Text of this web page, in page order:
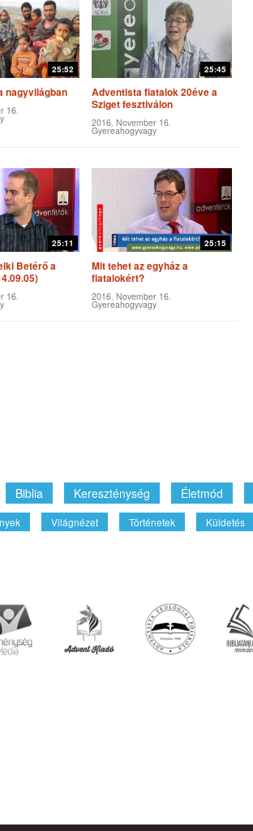
25:52
nagyvilágban
16.
25:45
Adventista fiatalok 20éve a
Sziget fesztiválon
2016. November 16.
Gyereahogyvagy
25:11
Betérő a
16.
25:15
Mit tehet az egyház a
fiatalokért?
2016. November 16.
Gyereahogyvagy
Biblia Kereszténység Életmód
Világnézet Történetek Küldetés